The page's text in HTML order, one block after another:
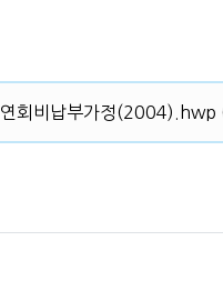
연회비납부가정(2004).hwp